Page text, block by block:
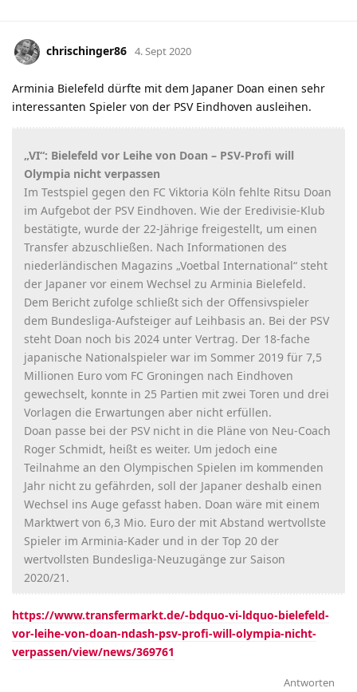
chrischinger86 4. Sept 2020
Arminia Bielefeld dürfte mit dem Japaner Doan einen sehr
interessanten Spieler von der PSV Eindhoven ausleihen.
„VI“: Bielefeld vor Leihe von Doan – PSV-Profi will
Olympia nicht verpassen
Im Testspiel gegen den FC Viktoria Köln fehlte Ritsu Doan
im Aufgebot der PSV Eindhoven. Wie der Eredivisie-Klub
bestätigte, wurde der 22-Jährige freigestellt, um einen
Transfer abzuschließen. Nach Informationen des
niederländischen Magazins „Voetbal International“ steht
der Japaner vor einem Wechsel zu Arminia Bielefeld.
Dem Bericht zufolge schließt sich der Offensivspieler
dem Bundesliga-Aufsteiger auf Leihbasis an. Bei der PSV
steht Doan noch bis 2024 unter Vertrag. Der 18-fache
japanische Nationalspieler war im Sommer 2019 für 7,5
Millionen Euro vom FC Groningen nach Eindhoven
gewechselt, konnte in 25 Partien mit zwei Toren und drei
Vorlagen die Erwartungen aber nicht erfüllen.
Doan passe bei der PSV nicht in die Pläne von Neu-Coach
Roger Schmidt, heißt es weiter. Um jedoch eine
Teilnahme an den Olympischen Spielen im kommenden
Jahr nicht zu gefährden, soll der Japaner deshalb einen
Wechsel ins Auge gefasst haben. Doan wäre mit einem
Marktwert von 6,3 Mio. Euro der mit Abstand wertvollste
Spieler im Arminia-Kader und in der Top 20 der
wertvollsten Bundesliga-Neuzugänge zur Saison
2020/21.
https://www.transfermarkt.de/-bdquo-vi-ldquo-bielefeld-
vor-leihe-von-doan-ndash-psv-profi-will-olympia-nicht-
verpassen/view/news/369761
Antworten